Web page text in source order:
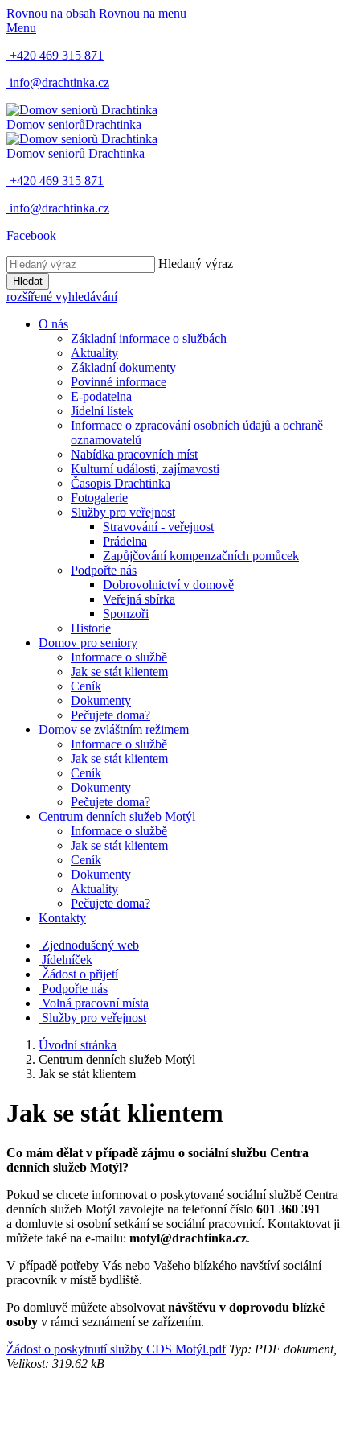
Rovnou na obsah Rovnou na menu
Menu
+420 469 315 871
info@drachtinka.cz
Domov seniorůDrachtinka
Domov seniorů Drachtinka
+420 469 315 871
info@drachtinka.cz
Facebook
Hledaný výraz
Hledat
rozšířené vyhledávání
O nás
Základní informace o službách
Aktuality
Základní dokumenty
Povinné informace
E-podatelna
Jídelní lístek
Informace o zpracování osobních údajů a ochraně
oznamovatelů
Nabídka pracovních míst
Kulturní události, zajímavosti
Časopis Drachtinka
Fotogalerie
Služby pro veřejnost
Stravování - veřejnost
Prádelna
Zapůjčování kompenzačních pomůcek
Podpořte nás
Dobrovolnictví v domově
Veřejná sbírka
Sponzoři
Historie
Domov pro seniory
Informace o službě
Jak se stát klientem
Ceník
Dokumenty
Pečujete doma?
Domov se zvláštním režimem
Informace o službě
Jak se stát klientem
Ceník
Dokumenty
Pečujete doma?
Centrum denních služeb Motýl
Informace o službě
Jak se stát klientem
Ceník
Dokumenty
Aktuality
Pečujete doma?
Kontakty
Zjednodušený web
Jídelníček
Žádost o přijetí
Podpořte nás
Volná pracovní místa
Služby pro veřejnost
Úvodní stránka
Centrum denních služeb Motýl
Jak se stát klientem
Jak se stát klientem
Co mám dělat v případě zájmu o sociální službu Centra
denních služeb Motýl?
Pokud se chcete informovat o poskytované sociální službě Centra
denních služeb Motýl zavolejte na telefonní číslo 601 360 391
a domluvte si osobní setkání se sociální pracovnicí. Kontaktovat ji
můžete také na e-mailu: motyl@drachtinka.cz.
V případě potřeby Vás nebo Vašeho blízkého navštíví sociální
pracovník v místě bydliště.
Po domluvě můžete absolvovat návštěvu v doprovodu blízké
osoby v rámci seznámení se zařízením.
Žádost o poskytnutí služby CDS Motýl.pdfTyp: PDF dokument,
Velikost: 319.62 kB